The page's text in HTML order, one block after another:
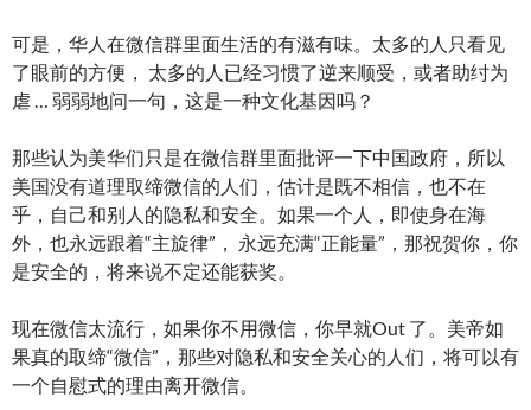
可是，华人在微信群里面生活的有滋有味。太多的人只看见
了眼前的方便， 太多的人已经习惯了逆来顺受，或者助纣为
虐 … 弱弱地问一句，这是一种文化基因吗？
那些认为美华们只是在微信群里面批评一下中国政府，所以
美国没有道理取缔微信的人们，估计是既不相信，也不在
乎，自己和别人的隐私和安全。如果一个人，即使身在海
外，也永远跟着“主旋律”， 永远充满“正能量”，那祝贺你，你
是安全的，将来说不定还能获奖。
现在微信太流行，如果你不用微信，你早就Out 了。美帝如
果真的取缔“微信”，那些对隐私和安全关心的人们，将可以有
一个自慰式的理由离开微信。